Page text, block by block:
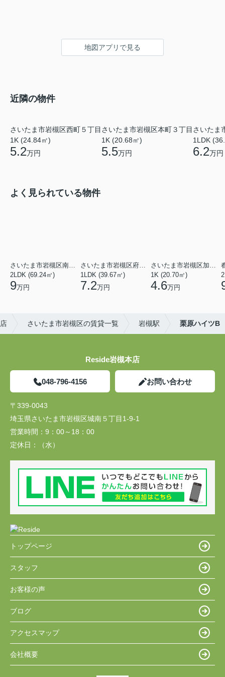
地図アプリで見る
近隣の物件
さいたま市岩槻区西町５丁目
1K (24.84㎡)
5.2万円
さいたま市岩槻区本町３丁目
1K (20.68㎡)
5.5万円
さいたま
1LDK
6.2万円
よく見られている物件
さいたま市岩槻区南平野４丁目
2LDK (69.24㎡)
9万円
さいたま市岩槻区府内１丁目
1LDK (39.67㎡)
7.2万円
さいたま市岩槻区加倉１丁目
1K (20.70㎡)
4.6万円
さいたま市岩槻区の賃貸一覧 岩槻駅 栗原ハイツB
Reside岩槻本店
048-796-4156 お問い合わせ
〒339-0043
埼玉県さいたま市岩槻区城南５丁目1-9-1
営業時間： 9：00～18：00
定休日：
（水）
トップページ
スタッフ
お客様の声
ブログ
アクセスマップ
会社概要